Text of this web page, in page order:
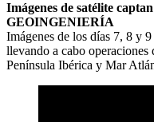
Imágenes de satélite
GEOINGENIERÍA
Imágenes de los días 7, 8 y
llevando a cabo
Península Ibérica y Mar